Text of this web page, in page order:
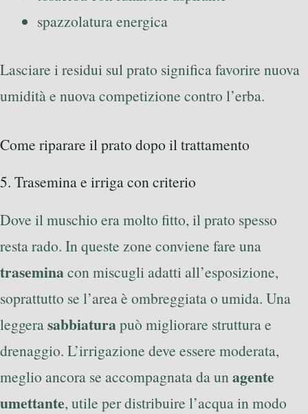
spazzolatura energica
Lasciare i residui sul prato significa favorire nuova
umidità e nuova competizione contro l’erba.
Come riparare il prato dopo il trattamento
5. Trasemina e irriga con criterio
Dove il muschio era molto fitto, il prato spesso
resta rado. In queste zone conviene fare una
traseminacon miscugli adatti all’esposizione,
soprattutto se l’area è ombreggiata o umida. Una
leggerasabbiaturapuò migliorare struttura e
drenaggio. L’irrigazione deve essere moderata,
meglio ancora se accompagnata da un agente
umettante, utile per distribuire l’acqua in modo